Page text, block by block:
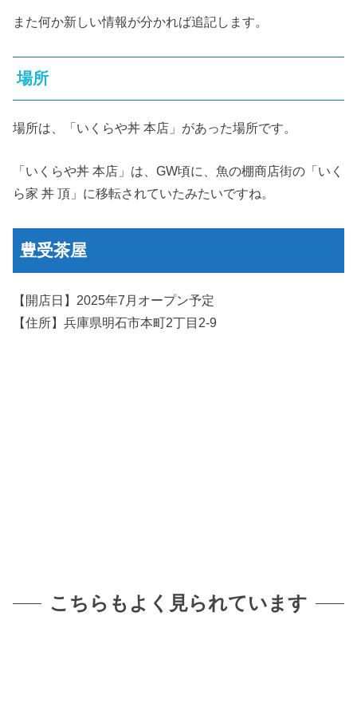
また何か新しい情報が分かれば追記します。
場所
場所は、「いくらや丼 本店」があった場所です。
「いくらや丼 本店」は、GW頃に、魚の棚商店街の「いく
ら家 丼 頂」に移転されていたみたいですね。
豊受茶屋
【開店日】2025年7月オープン予定
【住所】兵庫県明石市本町2丁目2-9
こちらもよく見られています